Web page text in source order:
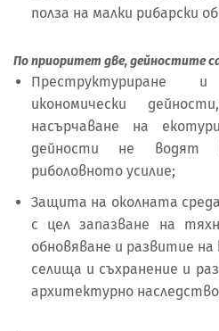
полза на малки рибарски
По приоритет две, дейностите
Преструктуриране
икономически
насърчаване на
дейности не водят
риболовното усилие;
Защита на околната
с цел запазване на
обновяване и развитие
селища и съхранение и
архитектурно